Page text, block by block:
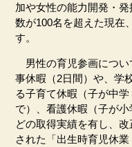
加や女性の能力開発・
数が100名を超えた現在
す。
男性の育児参画につい
事休暇（2日間）や、学
る子育て休暇（子が中
で）、看護休暇（子が
どの取得実績を有し、
された「出生時育児休